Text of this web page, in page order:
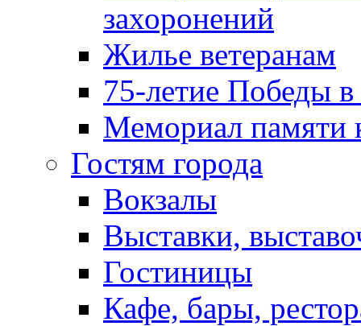
захоронений
Жилье ветеранам
75-летие Победы
Мемориал памяти
Гостям города
Вокзалы
Выставки,
Гостиницы
Кафе, бары,